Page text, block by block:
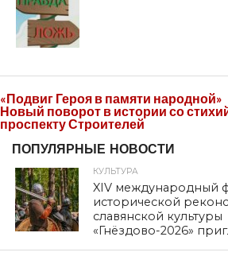
«Подвиг Героя в памяти народной»
Новый поворот в истории со
проспекту Строителей
ПОПУЛЯРНЫЕ НОВОСТИ
КУЛЬТУРА
XIV международный
исторической
славянской культуры
«Гнёздово-2026»